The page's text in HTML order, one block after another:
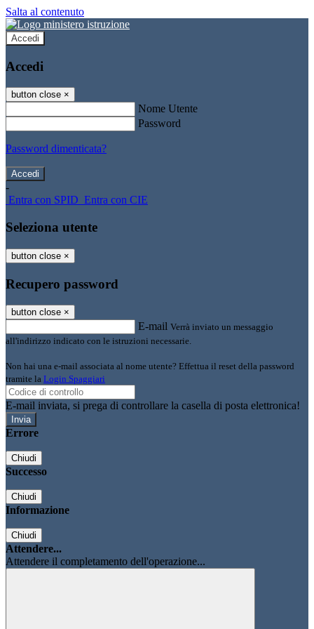
Salta al contenuto
Accedi
Accedi
button close ×
Nome Utente
Password
Password dimenticata?
-
Entra con SPID Entra con CIE
Seleziona utente
button close ×
Recupero password
button close ×
E-mail Verrà inviato un messaggio
all'indirizzo indicato con le istruzioni necessarie.
Non hai una e-mail associata al nome utente? Effettua il reset della password
tramite la Login Spaggiari
E-mail inviata, si prega di controllare la casella di posta elettronica!
Errore
Chiudi
Successo
Chiudi
Informazione
Chiudi
Attendere...
Attendere il completamento dell'operazione...